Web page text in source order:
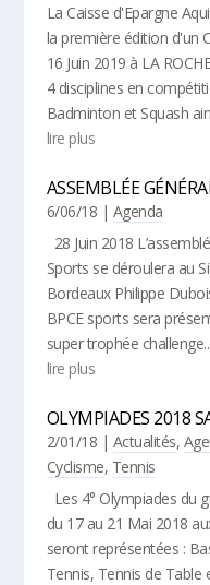
La Caisse d'Epargne
la première édition d'un
16 Juin 2019 à LA
4 disciplines en
Badminton et Squash
lire plus
ASSEMBLÉE
6/06/18 | Agenda
28 Juin 2018
Sports se déroulera au
Bordeaux Philippe
BPCE sports sera
super trophée challenge...
lire plus
OLYMPIADES 2018
2/01/18 | Actualités,
Cyclisme, Tennis
Les 4° Olympiades du
du 17 au 21 Mai 2018
seront représentées :
Tennis, Tennis de